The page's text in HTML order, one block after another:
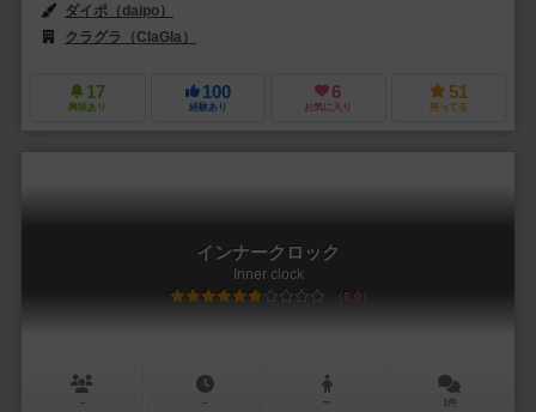
ダイポ（daipo）
クラグラ（ClaGla）
17
興味あり
100
経験あり
6
お気に入り
51
持ってる
インナークロック
Inner clock
6.0
－ － ー 1件